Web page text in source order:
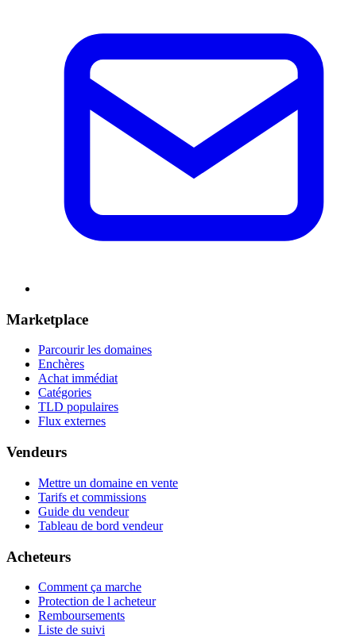
Marketplace
Parcourir les domaines
Enchères
Achat immédiat
Catégories
TLD populaires
Flux externes
Vendeurs
Mettre un domaine en vente
Tarifs et commissions
Guide du vendeur
Tableau de bord vendeur
Acheteurs
Comment ça marche
Protection de l acheteur
Remboursements
Liste de suivi